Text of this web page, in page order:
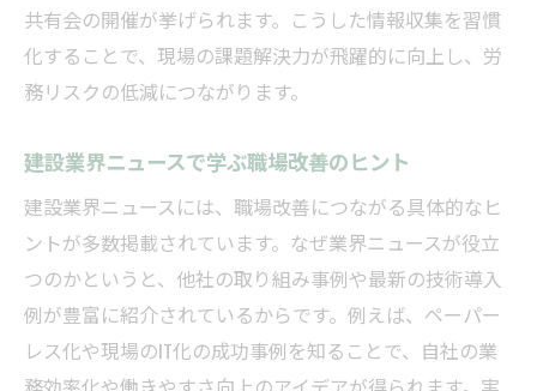
共有会の開催が挙げられます。こうした情報収集を習慣
化することで、現場の課題解決力が飛躍的に向上し、労
務リスクの低減につながります。
建設業界ニュースで学ぶ職場改善のヒント
建設業界ニュースには、職場改善につながる具体的なヒ
ントが多数掲載されています。なぜ業界ニュースが役立
つのかというと、他社の取り組み事例や最新の技術導入
例が豊富に紹介されているからです。例えば、ペーパー
レス化や現場のIT化の成功事例を知ることで、自社の業